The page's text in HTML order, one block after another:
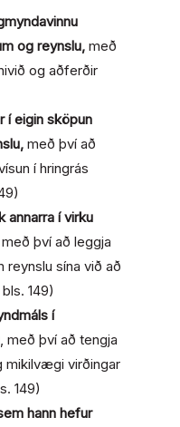
og reynslu, með
og aðferðir
í eigin sköpun
með því að
í hringrás
annarra í virku
því að leggja
reynslu sína við að
149)
í
, með því að tengja
mikilvægi virðingar
149)
hann hefur